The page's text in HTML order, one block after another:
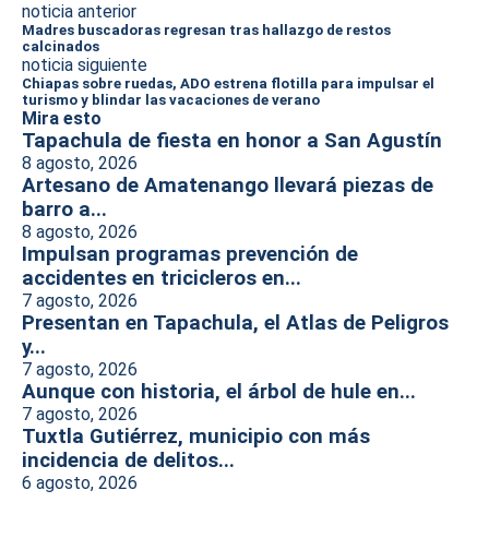
noticia anterior
Madres buscadoras regresan tras hallazgo de restos
calcinados
noticia siguiente
Chiapas sobre ruedas, ADO estrena flotilla para impulsar el
turismo y blindar las vacaciones de verano
Mira esto
Tapachula de fiesta en honor a San Agustín
8 agosto, 2026
Artesano de Amatenango llevará piezas de
barro a...
8 agosto, 2026
Impulsan programas prevención de
accidentes en tricicleros en...
7 agosto, 2026
Presentan en Tapachula, el Atlas de Peligros
y...
7 agosto, 2026
Aunque con historia, el árbol de hule en...
7 agosto, 2026
Tuxtla Gutiérrez, municipio con más
incidencia de delitos...
6 agosto, 2026